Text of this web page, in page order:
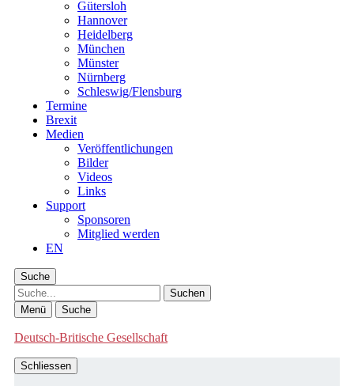
Gütersloh
Hannover
Heidelberg
München
Münster
Nürnberg
Schleswig/Flensburg
Termine
Brexit
Medien
Veröffentlichungen
Bilder
Videos
Links
Support
Sponsoren
Mitglied werden
EN
Suche
Suche
Menü Suche
Deutsch-Britische Gesellschaft
Schliessen